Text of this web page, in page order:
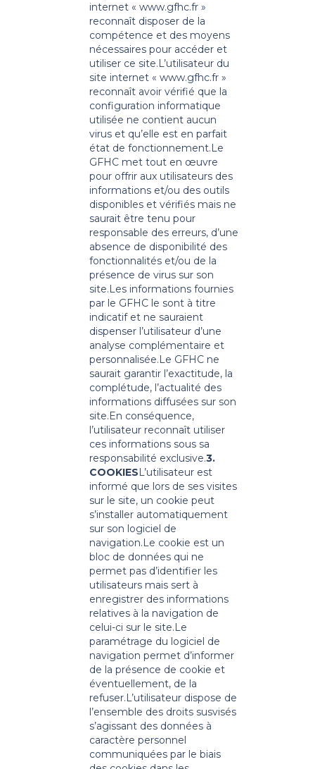
internet « www.gfhc.fr »
reconnaît disposer de la
compétence et des moyens
nécessaires pour accéder et
utiliser ce site.L’utilisateur du
site internet « www.gfhc.fr »
reconnaît avoir vérifié que la
configuration informatique
utilisée ne contient aucun
virus et qu’elle est en parfait
état de fonctionnement.Le
GFHC met tout en œuvre
pour offrir aux utilisateurs des
informations et/ou des outils
disponibles et vérifiés mais ne
saurait être tenu pour
responsable des erreurs, d’une
absence de disponibilité des
fonctionnalités et/ou de la
présence de virus sur son
site.Les informations fournies
par le GFHC le sont à titre
indicatif et ne sauraient
dispenser l’utilisateur d’une
analyse complémentaire et
personnalisée.Le GFHC ne
saurait garantir l’exactitude, la
complétude, l’actualité des
informations diffusées sur son
site.En conséquence,
l’utilisateur reconnaît utiliser
ces informations sous sa
responsabilité exclusive.3.
COOKIESL’utilisateur est
informé que lors de ses visites
sur le site, un cookie peut
s’installer automatiquement
sur son logiciel de
navigation.Le cookie est un
bloc de données qui ne
permet pas d’identifier les
utilisateurs mais sert à
enregistrer des informations
relatives à la navigation de
celui-ci sur le site.Le
paramétrage du logiciel de
navigation permet d’informer
de la présence de cookie et
éventuellement, de la
refuser.L’utilisateur dispose de
l’ensemble des droits susvisés
s’agissant des données à
caractère personnel
communiquées par le biais